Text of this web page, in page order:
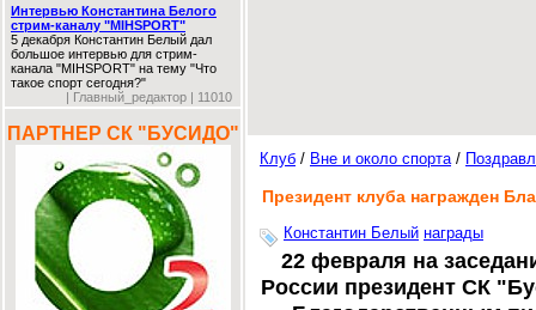
Интервью Константина Белого
стрим-каналу "MIHSPORT"
5 декабря Константин Белый дал
большое интервью для стрим-
канала "MIHSPORT" на тему "Что
такое спорт сегодня?"
| Главный_редактор | 11010
ПАРТНЕР СК "БУСИДО"
Клуб / Вне и около спорта/
Президент клуба награжден
Константин Белый награды
22 февраля на
России президент СК